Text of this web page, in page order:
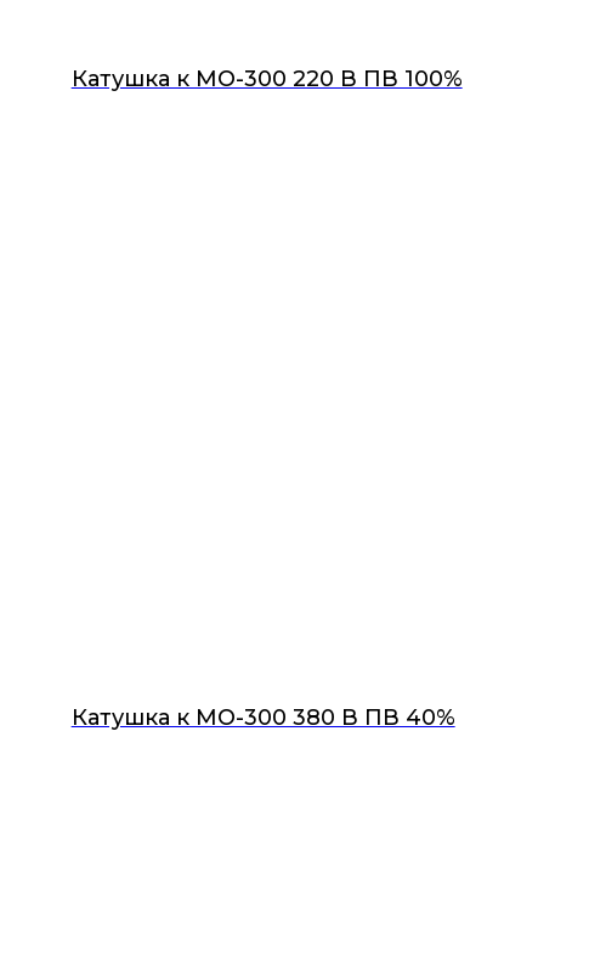
Катушка к МО-300 220 В ПВ 100%
Катушка к МО-300 380 В ПВ 40%